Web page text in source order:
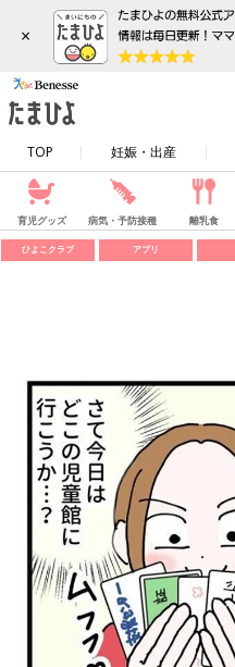
×
TOP 妊娠・出産
育児グッズ 病気・予防接種 離乳食
ひよこクラブ アプリ